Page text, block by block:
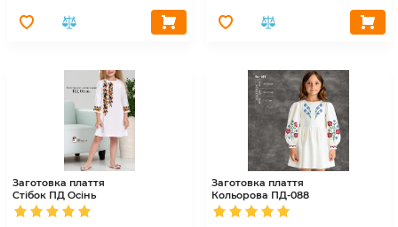
Заготовка плаття
Стібок ПД Осінь
Заготовка плаття
Кольорова ПД-088